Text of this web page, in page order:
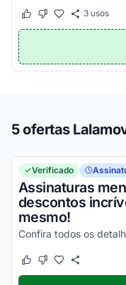
Este cupom funcionou
Este cupom não
3usos
5 ofertas
Verificado
Assinaturas
descontos
mesmo!
Este cupom funcionou
Este cupom não